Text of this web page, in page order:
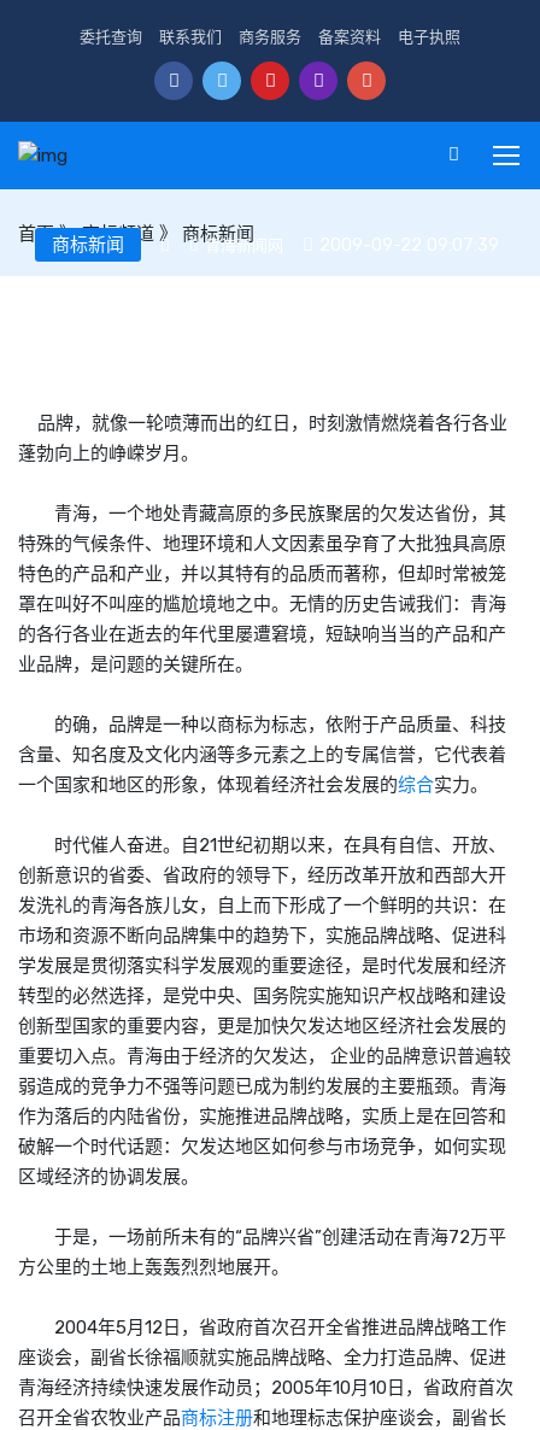
委托查询 联系我们 商务服务 备案资料 电子执照
首页》商标频道 》 商标新闻
商标新闻 青海新闻网 2009-09-22 09:07:39
品牌，就像一轮喷薄而出的红日，时刻激情燃烧着各行各业
蓬勃向上的峥嵘岁月。
青海，一个地处青藏高原的多民族聚居的欠发达省份，其
特殊的气候条件、地理环境和人文因素虽孕育了大批独具高原
特色的产品和产业，并以其特有的品质而著称，但却时常被笼
罩在叫好不叫座的尴尬境地之中。无情的历史告诫我们：青海
的各行各业在逝去的年代里屡遭窘境，短缺响当当的产品和产
业品牌，是问题的关键所在。
的确，品牌是一种以商标为标志，依附于产品质量、科技
含量、知名度及文化内涵等多元素之上的专属信誉，它代表着
一个国家和地区的形象，体现着经济社会发展的综合实力。
时代催人奋进。自21世纪初期以来，在具有自信、开放、
创新意识的省委、省政府的领导下，经历改革开放和西部大开
发洗礼的青海各族儿女，自上而下形成了一个鲜明的共识：在
市场和资源不断向品牌集中的趋势下，实施品牌战略、促进科
学发展是贯彻落实科学发展观的重要途径，是时代发展和经济
转型的必然选择，是党中央、国务院实施知识产权战略和建设
创新型国家的重要内容，更是加快欠发达地区经济社会发展的
重要切入点。青海由于经济的欠发达， 企业的品牌意识普遍较
弱造成的竞争力不强等问题已成为制约发展的主要瓶颈。青海
作为落后的内陆省份，实施推进品牌战略，实质上是在回答和
破解一个时代话题：欠发达地区如何参与市场竞争，如何实现
区域经济的协调发展。
于是，一场前所未有的“品牌兴省”创建活动在青海72万平
方公里的土地上轰轰烈烈地展开。
2004年5月12日，省政府首次召开全省推进品牌战略工作
座谈会，副省长徐福顺就实施品牌战略、全力打造品牌、促进
青海经济持续快速发展作动员；2005年10月10日，省政府首次
召开全省农牧业产品商标注册和地理标志保护座谈会，副省长